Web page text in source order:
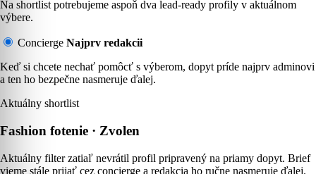
Na shortlist potrebujeme aspoň dva lead-ready profily v aktuálnom
výbere.
Concierge Najprv redakcii
Keď si chcete nechať pomôcť s výberom, dopyt príde najprv adminovi
a ten ho bezpečne nasmeruje ďalej.
Aktuálny shortlist
Fashion fotenie · Zvolen
Aktuálny filter zatiaľ nevrátil profil pripravený na priamy dopyt. Brief
vieme stále prijať cez concierge a redakcia ho ručne nasmeruje ďalej.